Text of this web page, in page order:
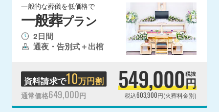
一般的な葬儀を低価格で
一般葬プラン
2日間
通夜・告別式＋出棺
資料請求で10万円割
通常価格649,000円
549,000円
税抜
税込603,900円(火葬料金別)